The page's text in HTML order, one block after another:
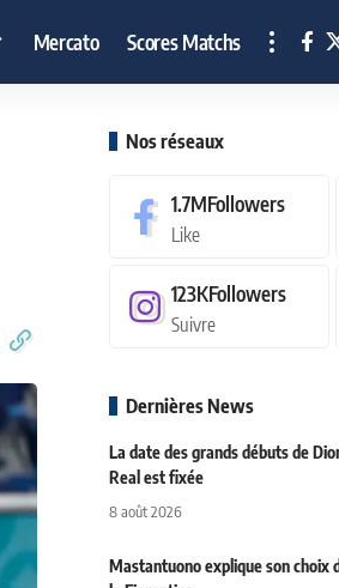
Mercato Scores Matchs
Nos réseaux
1.7MFollowers
Like
123KFollowers
Suivre
Dernières News
La date des grands débuts de
Real est fixée
8 août 2026
Mastantuono explique son choix